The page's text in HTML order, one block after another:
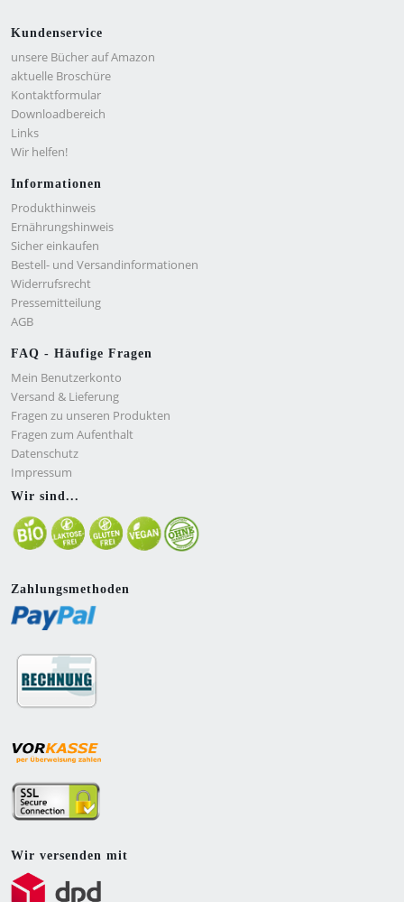
Kundenservice
unsere Bücher auf Amazon
aktuelle Broschüre
Kontaktformular
Downloadbereich
Links
Wir helfen!
Informationen
Produkthinweis
Ernährungshinweis
Sicher einkaufen
Bestell- und Versandinformationen
Widerrufsrecht
Pressemitteilung
AGB
FAQ - Häufige Fragen
Mein Benutzerkonto
Versand & Lieferung
Fragen zu unseren Produkten
Fragen zum Aufenthalt
Datenschutz
Impressum
Wir sind...
Zahlungsmethoden
Wir versenden mit